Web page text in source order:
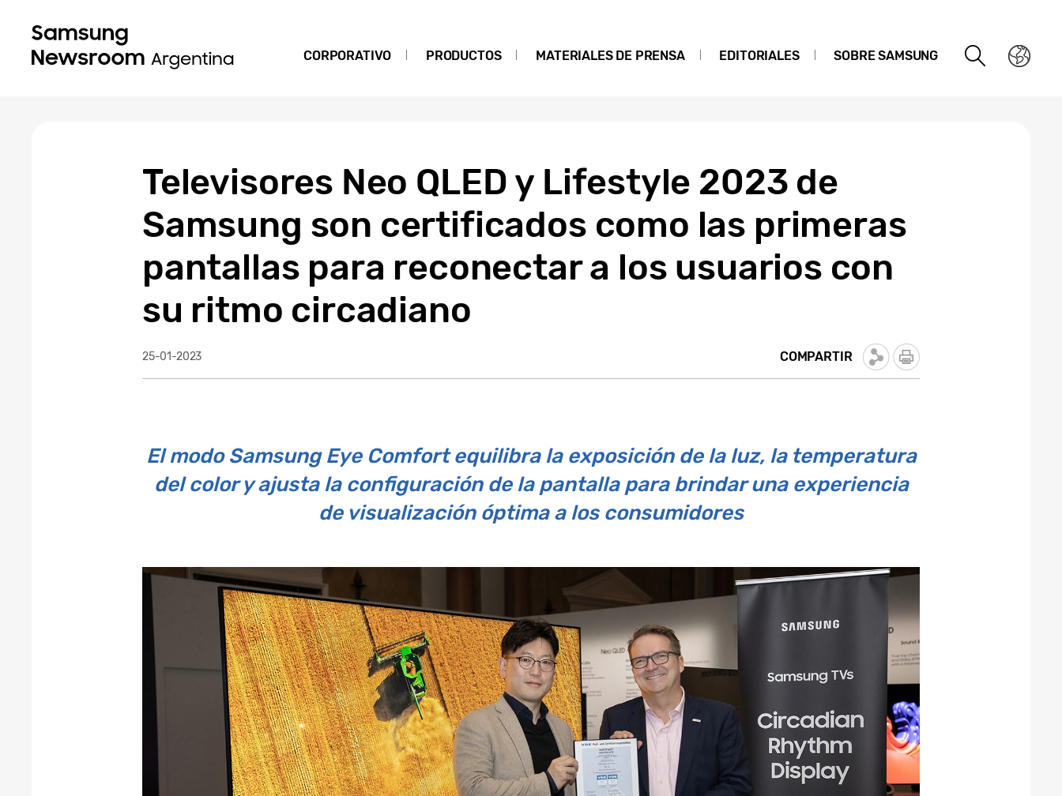
CORPORATIVO PRODUCTOS MATERIALES DE PRENSA EDITORIALES SOBRE SAMSUNG
Televisores Neo QLED y Lifestyle 2023 de
Samsung son certificados como las primeras
pantallas para reconectar a los usuarios con
su ritmo circadiano
25-01-2023 COMPARTIR
El modo Samsung Eye Comfort equilibra la exposición de la luz, la temperatura
del color y ajusta la configuración de la pantalla para brindar una experiencia
de visualización óptima a los consumidores